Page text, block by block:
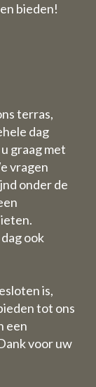
bieden!
terras,
dag
graag met
vragen
onder de
ook
is,
tot ons
een
voor uw